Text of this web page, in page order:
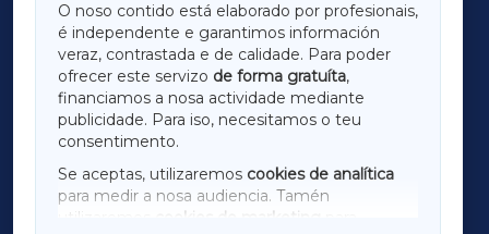
O noso contido está elaborado por profesionais,
é independente e garantimos información
veraz, contrastada e de calidade. Para poder
ofrecer este servizo de forma gratuíta,
financiamos a nosa actividade mediante
publicidade. Para iso, necesitamos o teu
consentimento.
Se aceptas, utilizaremos cookies de analítica
para medir a nosa audiencia. Tamén
utilizaremos
cookies de marketing
LUGOXA
TERRACHAXA
AMARIÑAXA